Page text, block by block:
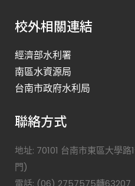
校外相關連結
經濟部水利署
南區水資源局
台南市政府水利局
聯絡方式
地址: 70101 台南市東區大學
門)
電話: (06) 2757575轉63207